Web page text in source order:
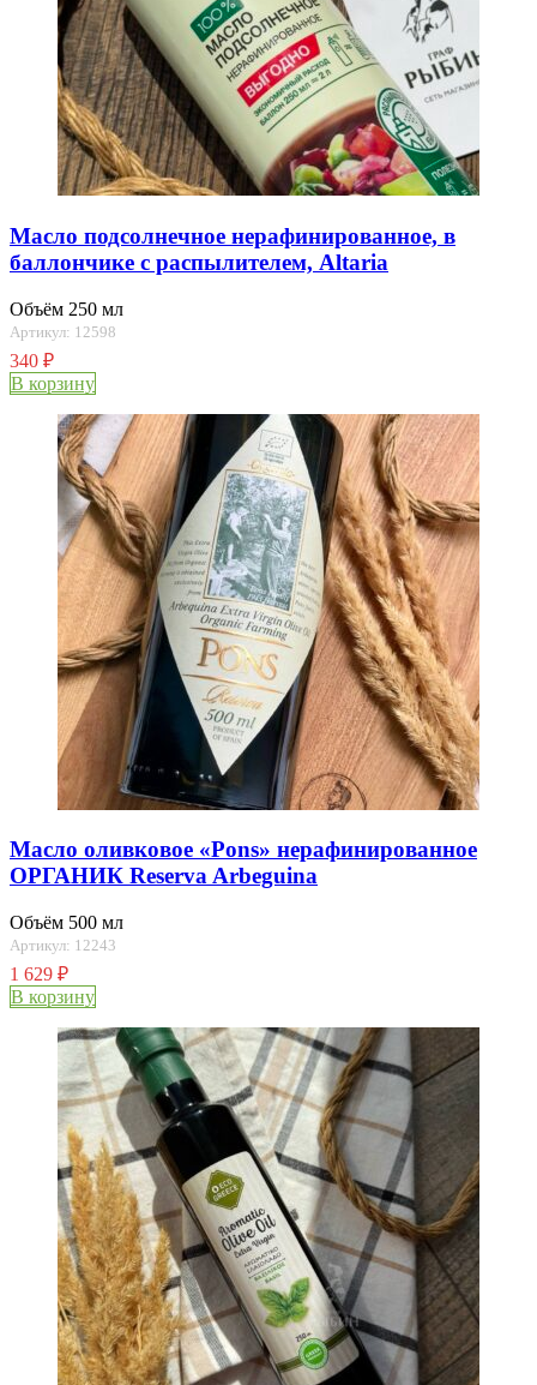
Масло подсолнечное нерафинированное, в
баллончике с распылителем, Altaria
Объём 250 мл
Артикул: 12598
340 ₽
В корзину
Масло оливковое «Pons» нерафинированное
ОРГАНИК Reserva Arbeguina
Объём 500 мл
Артикул: 12243
1 629 ₽
В корзину